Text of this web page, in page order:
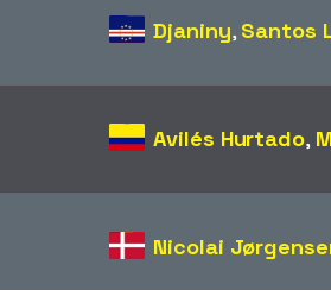
Djaniny, Santos
Avilés Hurtado,
Nicolai